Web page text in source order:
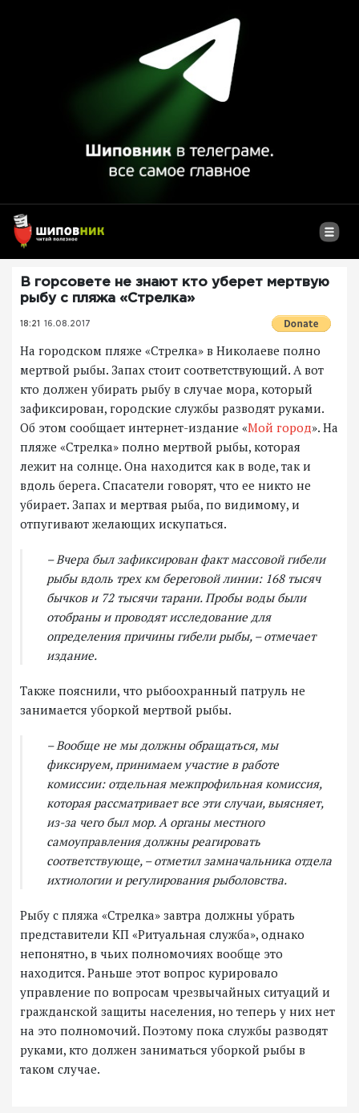
В горсовете не знают кто уберет мертвую
рыбу с пляжа «Стрелка»
18:21 16.08.2017
На городском пляже «Стрелка» в Николаеве полно
мертвой рыбы. Запах стоит соответствующий. А вот
кто должен убирать рыбу в случае мора, который
зафиксирован, городские службы разводят руками.
Об этом сообщает интернет-издание «Мой город». На
пляже «Стрелка» полно мертвой рыбы, которая
лежит на солнце. Она находится как в воде, так и
вдоль берега. Спасатели говорят, что ее никто не
убирает. Запах и мертвая рыба, по видимому, и
отпугивают желающих искупаться.
– Вчера был зафиксирован факт массовой гибели
рыбы вдоль трех км береговой линии: 168 тысяч
бычков и 72 тысячи тарани. Пробы воды были
отобраны и проводят исследование для
определения причины гибели рыбы, – отмечает
издание.
Также пояснили, что рыбоохранный патруль не
занимается уборкой мертвой рыбы.
– Вообще не мы должны обращаться, мы
фиксируем, принимаем участие в работе
комиссии: отдельная межпрофильная комиссия,
которая рассматривает все эти случаи, выясняет,
из-за чего был мор. А органы местного
самоуправления должны реагировать
соответствующе, – отметил замначальника отдела
ихтиологии и регулирования рыболовства.
Рыбу с пляжа «Стрелка» завтра должны убрать
представители КП «Ритуальная служба», однако
непонятно, в чьих полномочиях вообще это
находится. Раньше этот вопрос курировало
управление по вопросам чрезвычайных ситуаций и
гражданской защиты населения, но теперь у них нет
на это полномочий. Поэтому пока службы разводят
руками, кто должен заниматься уборкой рыбы в
таком случае.